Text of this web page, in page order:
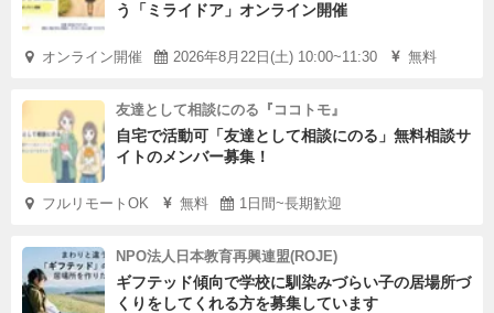
う「ミライドア」オンライン開催
オンライン開催 2026年8月22日(土) 10:00~11:30 無料
友達として相談にのる『ココトモ』
自宅で活動可「友達として相談にのる」無料相談サ
イトのメンバー募集！
フルリモートOK 無料 1日間~長期歓迎
NPO法人日本教育再興連盟(ROJE)
ギフテッド傾向で学校に馴染みづらい子の居場所づ
くりをしてくれる方を募集しています